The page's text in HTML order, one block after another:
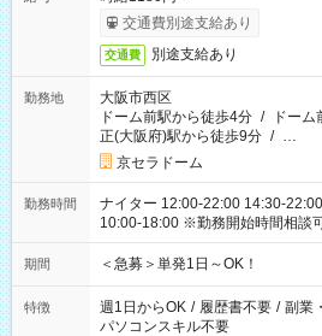
交通費別途支給あり
交通費 別途支給あり
勤務地
大阪市西区
ドーム前駅から徒歩4分 / ドー
正(大阪府)駅から徒歩9分 / …
京セラドーム
勤務時間
ナイター 12:00-22:00 14:30-22:00 15:00-
10:00-18:00 ※勤務開始時間相
期間 ＜急募＞単発1日～OK！
特徴 週1日からOK / 履歴書不要 / 副業
パソコンスキル不要